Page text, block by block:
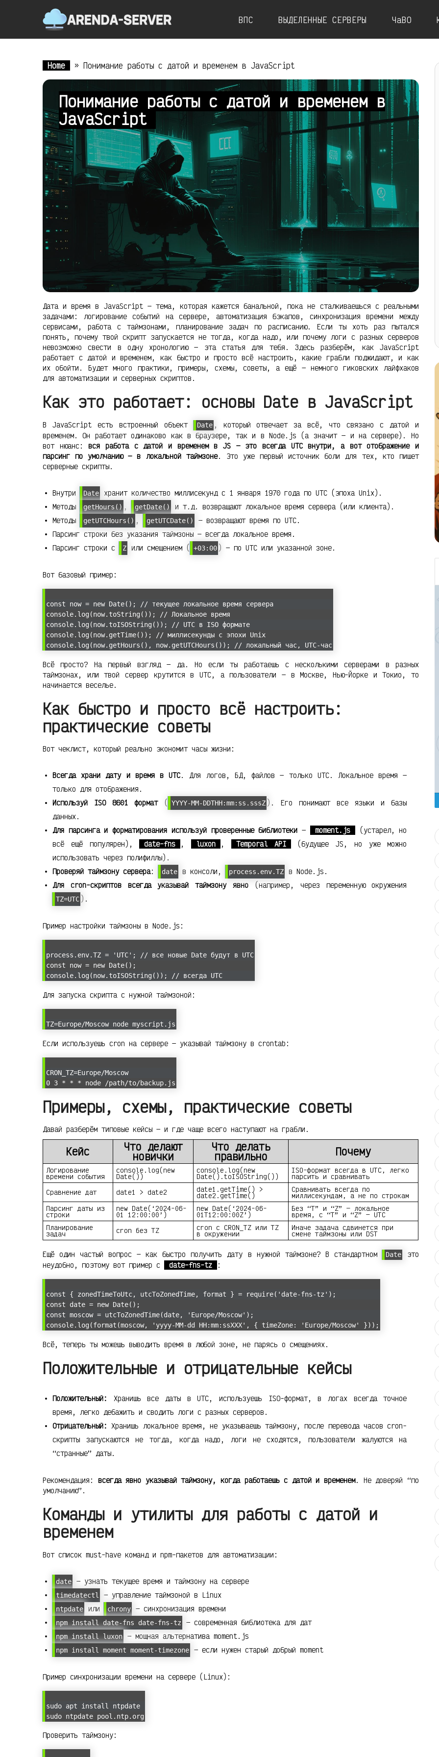
ВПС ВЫДЕЛЕННЫЕ СЕРВЕРЫ ЧаВО
Home » Понимание работы с датой и временем в JavaScript
Понимание работы с датой и временем в
JavaScript
Дата и время в JavaScript — тема, которая кажется банальной, пока не сталкиваешься с реальными
задачами: логирование событий на сервере, автоматизация бэкапов, синхронизация времени между
сервисами, работа с таймзонами, планирование задач по расписанию. Если ты хоть раз пытался
понять, почему твой скрипт запускается не тогда, когда надо, или почему логи с разных серверов
невозможно свести в одну хронологию — эта статья для тебя. Здесь разберём, как JavaScript
работает с датой и временем, как быстро и просто всё настроить, какие грабли поджидают, и как
их обойти. Будет много практики, примеры, схемы, советы, а ещё — немного гиковских лайфхаков
для автоматизации и серверных скриптов.
Как это работает: основы Date в JavaScript
В JavaScript есть встроенный объект Date , который отвечает за всё, что связано с датой и
временем. Он работает одинаково как в браузере, так и в Node.js (а значит — и на сервере). Но
вот нюанс:вся работа с датой и временем в JS — это всегда UTC внутри, а вот отображение и
парсинг по умолчанию — в локальной таймзоне. Это уже первый источник боли для тех, кто пишет
серверные скрипты.
Внутри Date
хранит количество миллисекунд с 1 января 1970 года по UTC (эпоха Unix).
Методы
getHours() , getDate()
и т.д. возвращают локальное время сервера (или клиента).
Методы
getUTCHours() , getUTCDate()
— возвращают время по UTC.
Парсинг строки без указания таймзоны — всегда локальное время.
Парсинг строки с
Z или смещением ( +03:00 ) — по UTC или указанной зоне.
Вот базовый пример:
const now = new Date(); // текущее локальное время сервера
console.log(now.toString()); // Локальное время
console.log(now.toISOString()); // UTC в ISO формате
console.log(now.getTime()); // миллисекунды с эпохи Unix
console.log(now.getHours(), now.getUTCHours()); // локальный час, UTC-час
Всё просто? На первый взгляд — да. Но если ты работаешь с несколькими серверами в разных
таймзонах, или твой сервер крутится в UTC, а пользователи — в Москве, Нью-Йорке и Токио, то
начинается веселье.
Как быстро и просто всё настроить:
практические советы
Вот чеклист, который реально экономит часы жизни:
Всегда храни дату и время в UTC. Для логов, БД, файлов — только UTC. Локальное время —
только для отображения.
Используй ISO 8601 формат( YYYY-MM-DDTHH:mm:ss.sssZ ). Его понимают все языки и базы
данных.
Для парсинга и форматирования используй проверенные библиотеки — moment.js
(устарел, но
всё ещё популярен),
date-fns , luxon , Temporal API
(будущее JS, но уже можно
использовать через полифиллы).
Проверяй таймзону сервера: date в консоли, process.env.TZ
в Node.js.
Для cron-скриптов всегда указывай таймзону явно (например, через переменную окружения
TZ=UTC ).
Пример настройки таймзоны в Node.js:
process.env.TZ = 'UTC'; // все новые Date будут в UTC
const now = new Date();
console.log(now.toISOString()); // всегда UTC
Для запуска скрипта с нужной таймзоной:
TZ=Europe/Moscow node myscript.js
Если используешь cron на сервере — указывай таймзону в crontab:
CRON_TZ=Europe/Moscow
0 3 * * * node /path/to/backup.js
Примеры, схемы, практические советы
Давай разберём типовые кейсы — и где чаще всего наступают на грабли.
Кейс Что делают
новички
Что делать
правильно Почему
Логирование
времени события
console.log(new
Date())
console.log(new
Date().toISOString())
ISO-формат всегда в UTC, легко
парсить и сравнивать
Сравнение дат
date1 > date2 date1.getTime() >
date2.getTime()
Сравнивать всегда по
миллисекундам, а не по строкам
Парсинг даты из
строки
new Date(‘2024-06-
01 12:00:00’)
new Date(‘2024-06-
01T12:00:00Z’)
Без “T” и “Z” — локальное
время, с “T” и “Z” — UTC
Планирование
задач cron без TZ cron с CRON_TZ или TZ
в окружении
Иначе задача сдвинется при
смене таймзоны или DST
Ещё один частый вопрос — как быстро получить дату в нужной таймзоне? В стандартном Date
это
неудобно, поэтому вот пример с
date-fns-tz :
const { zonedTimeToUtc, utcToZonedTime, format } = require('date-fns-tz');
const date = new Date();
const moscow = utcToZonedTime(date, 'Europe/Moscow');
console.log(format(moscow, 'yyyy-MM-dd HH:mm:ssXXX', { timeZone: 'Europe/Moscow' }));
Всё, теперь ты можешь выводить время в любой зоне, не парясь о смещениях.
Положительные и отрицательные кейсы
Положительный:
Хранишь все даты в UTC, используешь ISO-формат, в логах всегда точное
время, легко дебажить и сводить логи с разных серверов.
Отрицательный: Хранишь локальное время, не указываешь таймзону, после перевода часов cron-
скрипты запускаются не тогда, когда надо, логи не сходятся, пользователи жалуются на
“странные” даты.
Рекомендация: всегда явно указывай таймзону, когда работаешь с датой и временем. Не доверяй “по
умолчанию”.
Команды и утилиты для работы с датой и
временем
Вот список must-have команд и npm-пакетов для автоматизации:
date — узнать текущее время и таймзону на сервере
timedatectl — управление таймзоной в Linux
ntpdate или chrony — синхронизация времени
npm install date-fns date-fns-tz — современная библиотека для дат
npm install luxon — мощная альтернатива moment.js
npm install moment moment-timezone — если нужен старый добрый moment
Пример синхронизации времени на сервере (Linux):
sudo apt install ntpdate
sudo ntpdate pool.ntp.org
Проверить таймзону: